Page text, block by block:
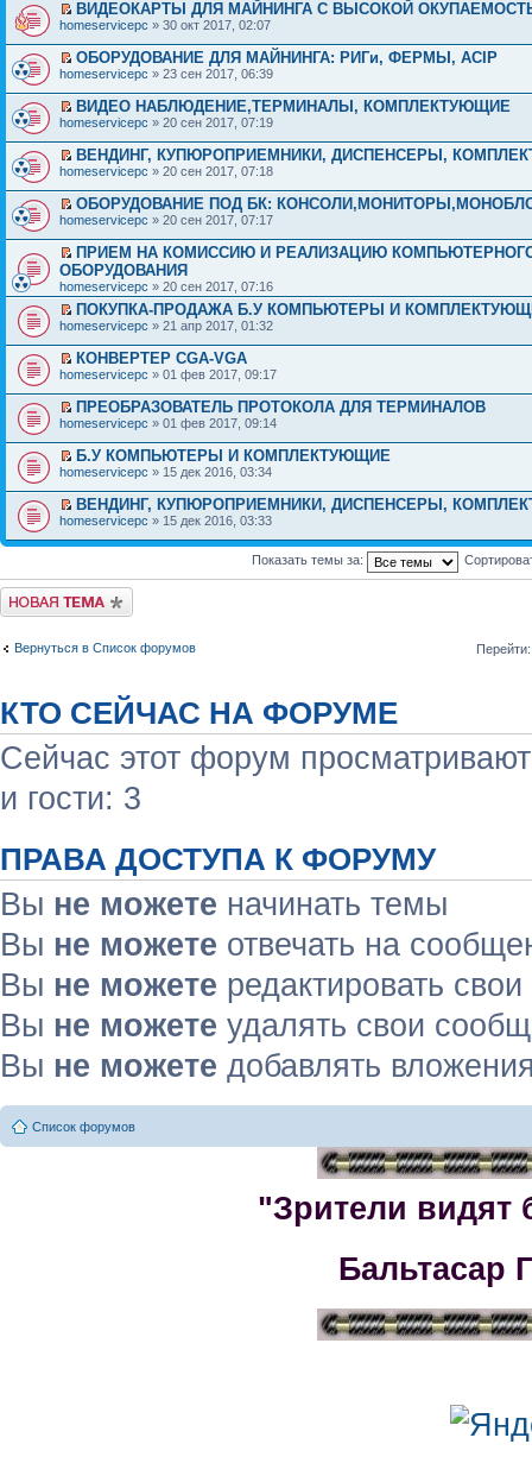
ВИДЕОКАРТЫ ДЛЯ МАЙНИНГА С ВЫСОКОЙ
homeservicepc » 30 окт 2017, 02:07
ОБОРУДОВАНИЕ ДЛЯ МАЙНИНГА: РИГи, ФЕРМЫ, ACIP
homeservicepc » 23 сен 2017, 06:39
ВИДЕО НАБЛЮДЕНИЕ,ТЕРМИНАЛЫ, КОМПЛЕКТУЮЩИЕ
homeservicepc » 20 сен 2017, 07:19
ВЕНДИНГ, КУПЮРОПРИЕМНИКИ, ДИСПЕНСЕРЫ,
homeservicepc » 20 сен 2017, 07:18
ОБОРУДОВАНИЕ ПОД БК:
homeservicepc » 20 сен 2017, 07:17
ПРИЕМ НА КОМИССИЮ И РЕАЛИЗАЦИЮ
ОБОРУДОВАНИЯ
homeservicepc » 20 сен 2017, 07:16
ПОКУПКА-ПРОДАЖА Б.У КОМПЬЮТЕРЫ И
homeservicepc » 21 апр 2017, 01:32
КОНВЕРТЕР CGA-VGA
homeservicepc » 01 фев 2017, 09:17
ПРЕОБРАЗОВАТЕЛЬ ПРОТОКОЛА ДЛЯ ТЕРМИНАЛОВ
homeservicepc » 01 фев 2017, 09:14
Б.У КОМПЬЮТЕРЫ И КОМПЛЕКТУЮЩИЕ
homeservicepc » 15 дек 2016, 03:34
ВЕНДИНГ, КУПЮРОПРИЕМНИКИ, ДИСПЕНСЕРЫ,
homeservicepc » 15 дек 2016, 03:33
Показать темы за:
Начать новую тему
Вернуться в Список форумов Перейти:
КТО СЕЙЧАС НА ФОРУМЕ
Сейчас этот форум
и гости: 3
ПРАВА ДОСТУПА К ФОРУМУ
Вы не можете начинать темы
Вы не можете отвечать на
Вы не можете редактировать
Вы не можете удалять свои
Вы не можете добавлять
Список форумов
"Зрители видят
Бальтасар